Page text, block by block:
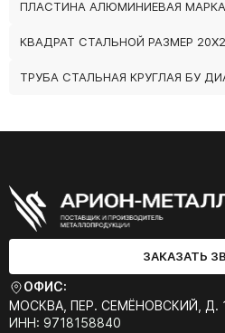
ПЛАСТИНА АЛЮМИНИЕВАЯ
КВАДРАТ СТАЛЬНОЙ РАЗМЕР
ТРУБА СТАЛЬНАЯ КРУГЛАЯ БУ
ЗАКАЗАТЬ
ОФИС:
МОСКВА, ПЕР. СЕМЁНОВСКИЙ, Д.
ИНН: 9718158840